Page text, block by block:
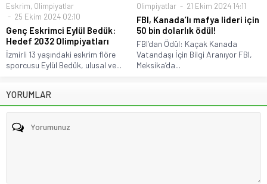
Eskrim, Olimpiyatlar
25 Ekim 2024 02:10
Genç Eskrimci Eylül Bedük:
Hedef 2032 Olimpiyatları
İzmirli 13 yaşındaki eskrim flöre
sporcusu Eylül Bedük, ulusal ve...
Olimpiyatlar 21 Ekim 2024 14:11
FBI, Kanada’lı mafya lideri için
50 bin dolarlık ödül!
FBI’dan Ödül: Kaçak Kanada
Vatandaşı İçin Bilgi Aranıyor FBI,
Meksika’da...
YORUMLAR